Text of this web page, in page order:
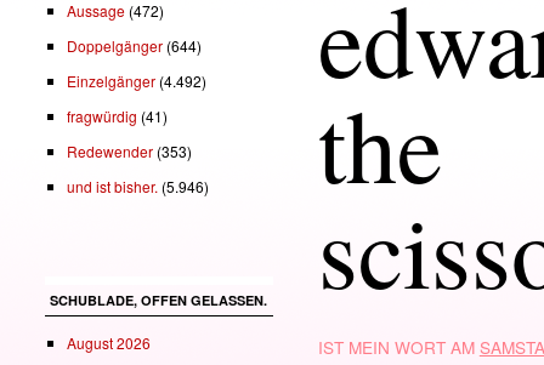
the
IST MEIN WORT AM
Aussage (472)
Doppelgänger (644)
Einzelgänger (4.492)
fragwürdig (41)
Redewender (353)
und ist bisher. (5.946)
SCHUBLADE, OFFEN GELASSEN.
August 2026